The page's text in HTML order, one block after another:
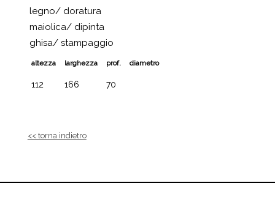
legno/ doratura
maiolica/ dipinta
ghisa/ stampaggio
altezza larghezza prof. diametro
112 166 70
<< torna indietro